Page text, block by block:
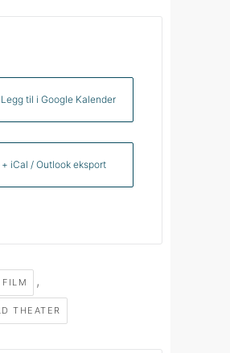
til i Google Kalender
+ iCal / Outlook eksport
FILM ,
THEATER